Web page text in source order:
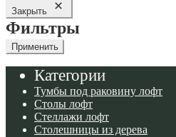
Закрыть
Фильтры
Применить
Категории
Тумбы под раковину лофт
Столы лофт
Стеллажи лофт
Столешницы из дерева